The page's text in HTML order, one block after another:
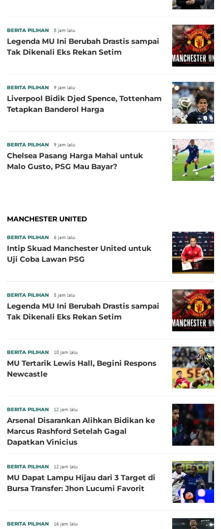
BERITA PILIHAN 8 jam lalu
Legenda MU Ini Berubah Drastis sampai
Tak Dikenali Eks Rekan Setim
BERITA PILIHAN 9 jam lalu
Liverpool Bidik Djed Spence, Tottenham
Tetapkan Banderol Harga
BERITA PILIHAN 9 jam lalu
Chelsea Pasang Harga Mahal untuk
Malo Gusto, PSG Mau Bayar?
MANCHESTER UNITED
BERITA PILIHAN 6 jam lalu
Intip Skuad Manchester United untuk
Uji Coba Lawan PSG
BERITA PILIHAN 8 jam lalu
Legenda MU Ini Berubah Drastis sampai
Tak Dikenali Eks Rekan Setim
BERITA PILIHAN 10 jam lalu
MU Tertarik Lewis Hall, Begini Respons
Newcastle
BERITA PILIHAN 12 jam lalu
Arsenal Disarankan Alihkan Bidikan ke
Marcus Rashford Setelah Gagal
Dapatkan Vinicius
BERITA PILIHAN 12 jam lalu
MU Dapat Lampu Hijau dari 3 Target di
Bursa Transfer: Jhon Lucumi Favorit
BERITA PILIHAN 16 jam lalu